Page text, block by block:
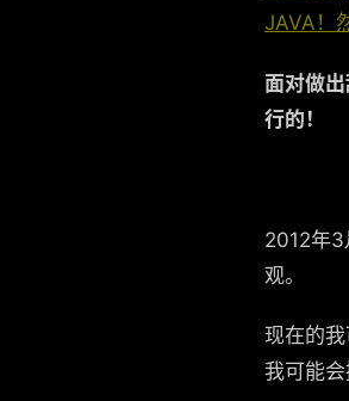
JAVA！
面对做
行的！
2012年
观。
现在的
我可能会